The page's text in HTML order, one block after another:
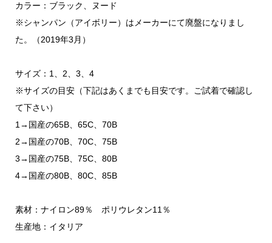
カラー：ブラック、ヌード
※シャンパン（アイボリー）はメーカーにて廃盤になりまし
た。（2019年3月）
サイズ：1、2、3、4
※サイズの目安（下記はあくまでも目安です。ご試着で確認し
て下さい）
1→国産の65B、65C、70B
2→国産の70B、70C、75B
3→国産の75B、75C、80B
4→国産の80B、80C、85B
素材：ナイロン89％ ポリウレタン11％
生産地：イタリア